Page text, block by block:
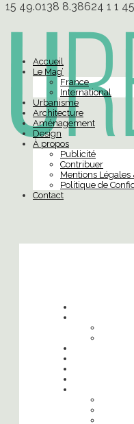
15 49.0138 8.38624 1 1
Accueil
Le Mag’
France
International
Urbanisme
Architecture
Aménagement
Design
À propos
Publicité
Contribuer
Mentions Légales
Politique de
Contact